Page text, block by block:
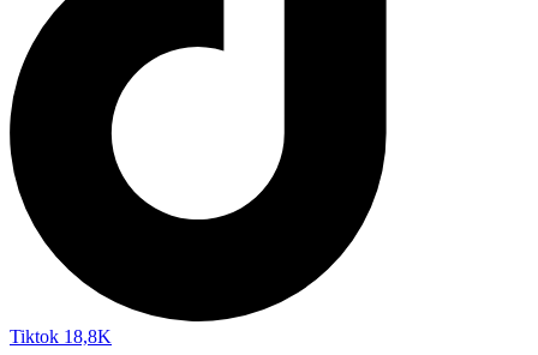
Tiktok 18,8K